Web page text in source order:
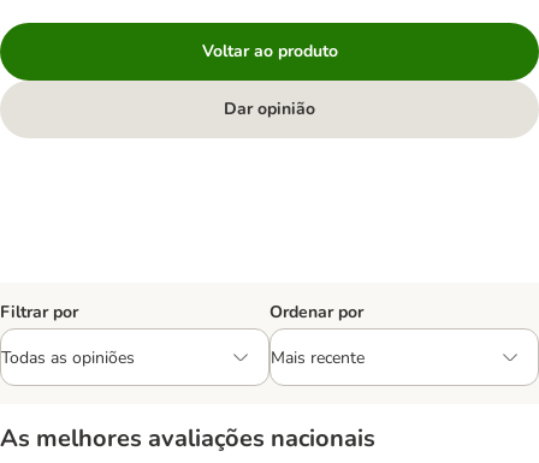
Voltar ao produto
Dar opinião
Filtrar por Ordenar por
As melhores avaliações nacionais